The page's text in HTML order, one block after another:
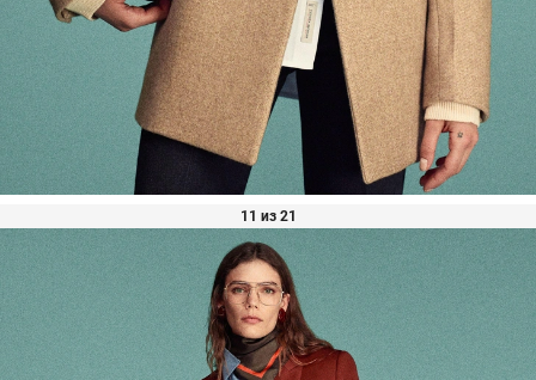
11 из 21